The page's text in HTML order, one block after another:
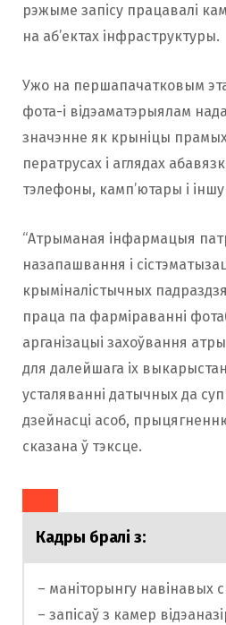
рэжыме запісу працавалі
на аб’ектах інфраструктуры.
Ужо на першапачатковым
фота-і відэаматэрыялам
значэнне як крыніцы
ператрусах і аглядах
тэлефоны, камп’ютары і
“Атрыманая інфармацыя
назапашвання і
крыміналістычных
праца па фарміраванні
арганізацыі захоўвання
для далейшага іх
усталяванні датычных да
дзейнасці асоб,
сказана ў тэксце.
Кадры бралі з:
– маніторынгу навінавых
– запісаў з камер